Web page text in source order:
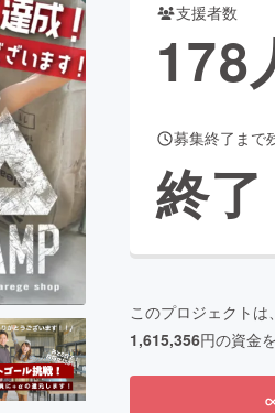
ビューティー・ヘルスケア
CAMPFIRE Creation
yaコミュニティ
支援者数
178
募集終了まで
終了
このプロジェクトは、
1,615,356円の資金